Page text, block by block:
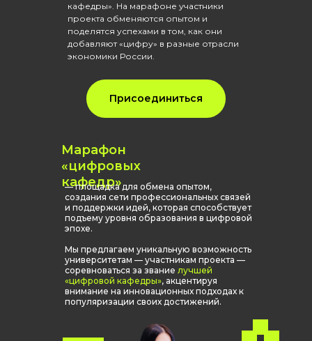
Присоединиться
кафедры». На марафоне участники
проекта обменяются опытом и
поделятся успехами в том, как они
добавляют «цифру» в разные отрасли
экономики России.
Марафон
«цифровых
кафедр»
— площадка для обмена опытом,
создания сети профессиональных связей
и поддержки идей, которая способствует
подъему уровня образования в цифровой
эпохе.
Мы предлагаем уникальную возможность
университетам — участникам проекта —
соревноваться за звание лучшей
«цифровой кафедры», акцентируя
внимание на инновационных подходах к
популяризации своих достижений.